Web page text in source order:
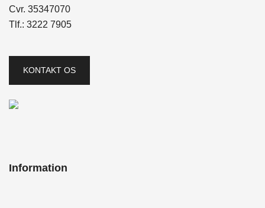
Cvr. 35347070
Tlf.: 3222 7905
KONTAKT OS
Information